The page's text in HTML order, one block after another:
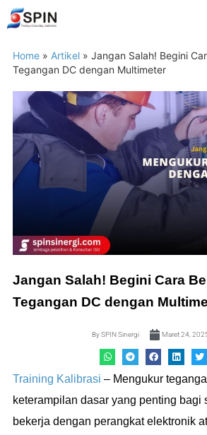
Home » Artikel » Jangan Salah! Begini
Tegangan DC dengan Multimeter
Jangan Salah! Begini Cara
Tegangan DC dengan
BySPIN Sinergi Maret 24,
Training Kalibrasi – Mengukur
keterampilan dasar yang penting bagi
bekerja dengan perangkat elektronik